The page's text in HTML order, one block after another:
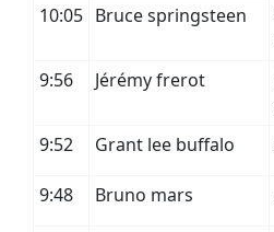
10:05 Bruce springsteen
9:56
Jérémy frerot
9:52
Grant lee buffalo
9:48 Bruno mars